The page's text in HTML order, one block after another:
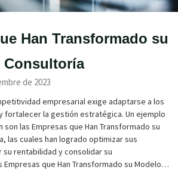
Han Transformado su
Consultoría
de 2023
empresarial exige adaptarse a los
fortalecer la gestión estratégica. Un ejemplo
las Empresas que Han Transformado su
las cuales han logrado optimizar sus
rentabilidad y consolidar su
Empresas que Han Transformado su Modelo…